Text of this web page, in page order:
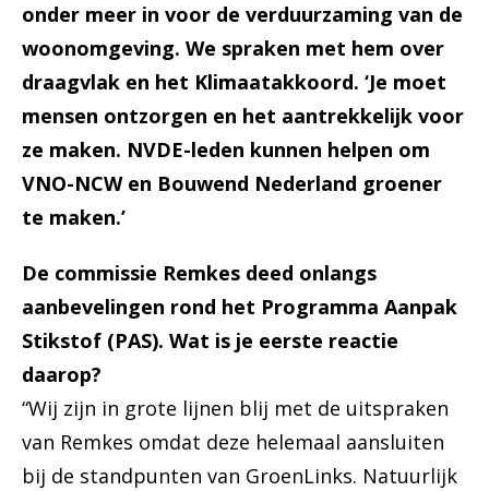
onder meer in voor de verduurzaming van de
woonomgeving. We spraken met hem over
draagvlak en het Klimaatakkoord. ‘Je moet
mensen ontzorgen en het aantrekkelijk voor
ze maken. NVDE-leden kunnen helpen om
VNO-NCW en Bouwend Nederland groener
te maken.’
De commissie Remkes deed onlangs
aanbevelingen rond het Programma Aanpak
Stikstof (PAS). Wat is je eerste reactie
daarop?
“Wij zijn in grote lijnen blij met de uitspraken
van Remkes omdat deze helemaal aansluiten
bij de standpunten van GroenLinks. Natuurlijk